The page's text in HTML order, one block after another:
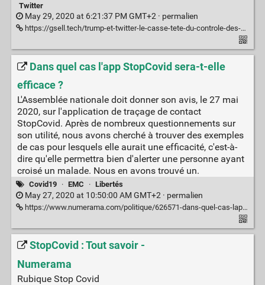
Twitter
May 29, 2020 at 6:21:37 PM GMT+2 · permalien
https://gsell.tech/trump-et-twitter-le-casse-tete-du-controle-des-propos-des-personnages-publics-sur-les-reseaux-sociaux/
Dans quel cas l'app StopCovid sera-t-elle
efficace ?
L'Assemblée nationale doit donner son avis, le 27 mai
2020, sur l'application de traçage de contact
StopCovid. Après de nombreux questionnements sur
son utilité, nous avons cherché à trouver des exemples
de cas pour lesquels elle aurait une efficacité, c'est-à-
dire qu'elle permettra bien d'alerter une personne ayant
croisé un malade. Nous en avons trouvé un.
Covid19 · EMC · Libertés
May 27, 2020 at 10:50:00 AM GMT+2 · permalien
https://www.numerama.com/politique/626571-dans-quel-cas-lapp-stopcovid-sera-t-elle-efficace.html
StopCovid : Tout savoir -
Numerama
Rubique Stop Covid